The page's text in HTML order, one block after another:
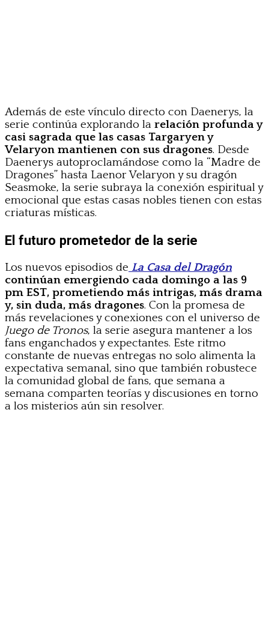
Además de este vínculo directo con Daenerys, la
serie continúa explorando la relación profunda y
casi sagrada que las casas Targaryen y
Velaryon mantienen con sus dragones. Desde
Daenerys autoproclamándose como la “Madre de
Dragones” hasta Laenor Velaryon y su dragón
Seasmoke, la serie subraya la conexión espiritual y
emocional que estas casas nobles tienen con estas
criaturas místicas.
El futuro prometedor de la serie
Los nuevos episodios de La Casa del Dragón
continúan emergiendo cada domingo a las 9
pm EST, prometiendo más intrigas, más drama
y, sin duda, más dragones. Con la promesa de
más revelaciones y conexiones con el universo de
Juego de Tronos, la serie asegura mantener a los
fans enganchados y expectantes. Este ritmo
constante de nuevas entregas no solo alimenta la
expectativa semanal, sino que también robustece
la comunidad global de fans, que semana a
semana comparten teorías y discusiones en torno
a los misterios aún sin resolver.